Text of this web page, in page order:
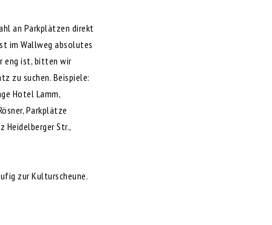
an Parkplätzen direkt
im Wallweg absolutes
eng ist, bitten wir
zu suchen. Beispiele:
Hotel Lamm,
Parkplätze
Heidelberger Str.,
zur Kulturscheune.